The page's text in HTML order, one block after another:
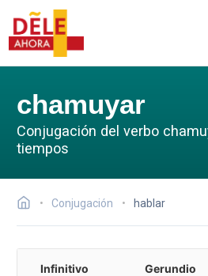
chamuyar
Conjugación del verbo
tiempos
Conjugación hablar
Infinitivo Gerundio